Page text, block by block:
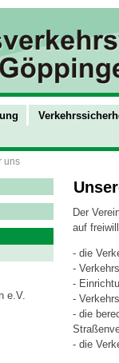
uns
e.V.
Der
auf
- die
-
-
-
- die
- die